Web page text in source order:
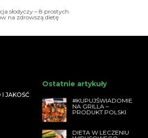
słodyczy – 8 prostych
na zdrowszą dietę
JAKOŚĆ
Ostatnie artykuły
#KUPUJŚWIADOMIE
NA GRILLA –
PRODUKT POLSKI
DIETA W LECZENIU